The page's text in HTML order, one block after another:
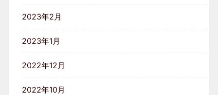
2023年2月
2023年1月
2022年12月
2022年10月